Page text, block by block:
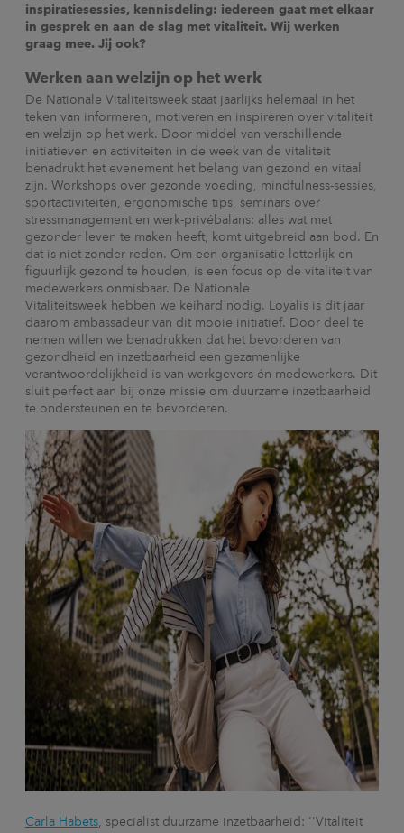
inspiratiesessies, kennisdeling: iedereen gaat met elkaar
in gesprek en aan de slag met vitaliteit. Wij werken
graag mee. Jij ook?
Werken aan welzijn op het werk
De Nationale Vitaliteitsweek staat jaarlijks helemaal in het
teken van informeren, motiveren en inspireren over vitaliteit
en welzijn op het werk. Door middel van verschillende
initiatieven en activiteiten in de week van de vitaliteit
benadrukt het evenement het belang van gezond en vitaal
zijn. Workshops over gezonde voeding, mindfulness-sessies,
sportactiviteiten, ergonomische tips, seminars over
stressmanagement en werk-privébalans: alles wat met
gezonder leven te maken heeft, komt uitgebreid aan bod. En
dat is niet zonder reden. Om een organisatie letterlijk en
figuurlijk gezond te houden, is een focus op de vitaliteit van
medewerkers onmisbaar. De Nationale
Vitaliteitsweek hebben we keihard nodig. Loyalis is dit jaar
daarom ambassadeur van dit mooie initiatief. Door deel te
nemen willen we benadrukken dat het bevorderen van
gezondheid en inzetbaarheid een gezamenlijke
verantwoordelijkheid is van werkgevers én medewerkers. Dit
sluit perfect aan bij onze missie om duurzame inzetbaarheid
te ondersteunen en te bevorderen.
Carla Habets, specialist duurzame inzetbaarheid: ''Vitaliteit